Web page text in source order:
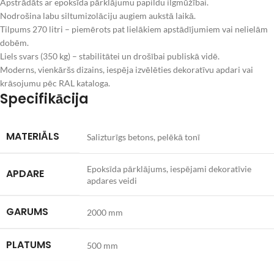
Apstrādāts ar epoksīda pārklājumu papildu ilgmūžībai.
Nodrošina labu siltumizolāciju augiem aukstā laikā.
Tilpums 270 litri – piemērots pat lielākiem apstādījumiem vai nelielām
dobēm.
Liels svars (350 kg) – stabilitātei un drošībai publiskā vidē.
Moderns, vienkāršs dizains, iespēja izvēlēties dekoratīvu apdari vai
krāsojumu pēc RAL kataloga.
Specifikācija
MATERIĀLS Salizturīgs betons, pelēkā tonī
APDARE
Epoksīda pārklājums, iespējami dekoratīvie
apdares veidi
GARUMS 2000 mm
PLATUMS 500 mm